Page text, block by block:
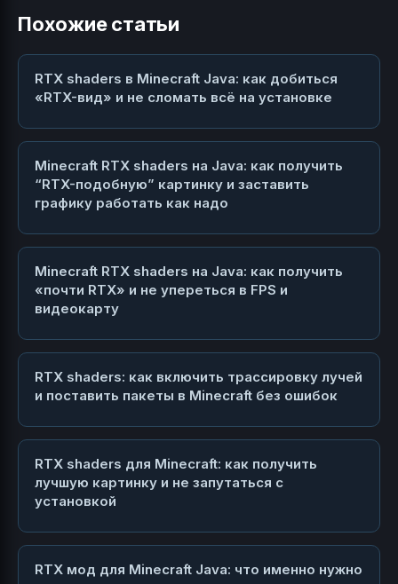
Похожие статьи
RTX shaders в Minecraft Java: как добиться
«RTX-вид» и не сломать всё на установке
Minecraft RTX shaders на Java: как получить
“RTX-подобную” картинку и заставить
графику работать как надо
Minecraft RTX shaders на Java: как получить
«почти RTX» и не упереться в FPS и
видеокарту
RTX shaders: как включить трассировку лучей
и поставить пакеты в Minecraft без ошибок
RTX shaders для Minecraft: как получить
лучшую картинку и не запутаться с
установкой
RTX мод для Minecraft Java: что именно нужно